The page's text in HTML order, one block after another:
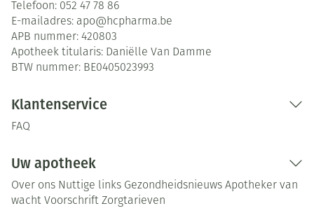
Telefoon: 052 47 78 86
E-mailadres: apo@hcpharma.be
APB nummer: 420803
Apotheek titularis: Daniëlle Van Damme
BTW nummer: BE0405023993
Klantenservice
FAQ
Uw apotheek
Over ons Nuttige links Gezondheidsnieuws Apotheker van
wacht Voorschrift Zorgtarieven